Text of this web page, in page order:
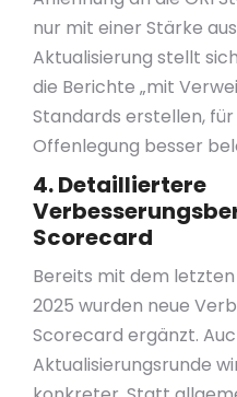
nur mit einer Stärke
Aktualisierung stellt
die Berichte „mit
Standards erstellen,
Offenlegung besser
4. Detailliertere
Scorecard
Bereits mit dem
2025 wurden neue
Scorecard ergänzt.
Aktualisierungsrunde